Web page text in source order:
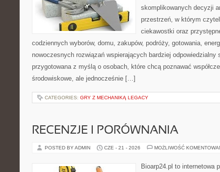
skomplikowanych decyzji
przestrzeń, w którym
ciekawostki oraz
codziennych wyborów, domu, zakupów, podróży, gotowania,
nowoczesnych rozwiązań wspierających bardziej odpowiedzialny
przygotowana z myślą o osobach, które chcą poznawać
środowiskowe, ale jednocześnie […]
CATEGORIES: GRY Z MECHANIKĄ LEGACY
RECENZJE I PORÓWNANIA
POSTED BY ADMIN CZE - 21 - 2026 MOŻLIWOŚĆ
Bioarp24.pl to internetowa